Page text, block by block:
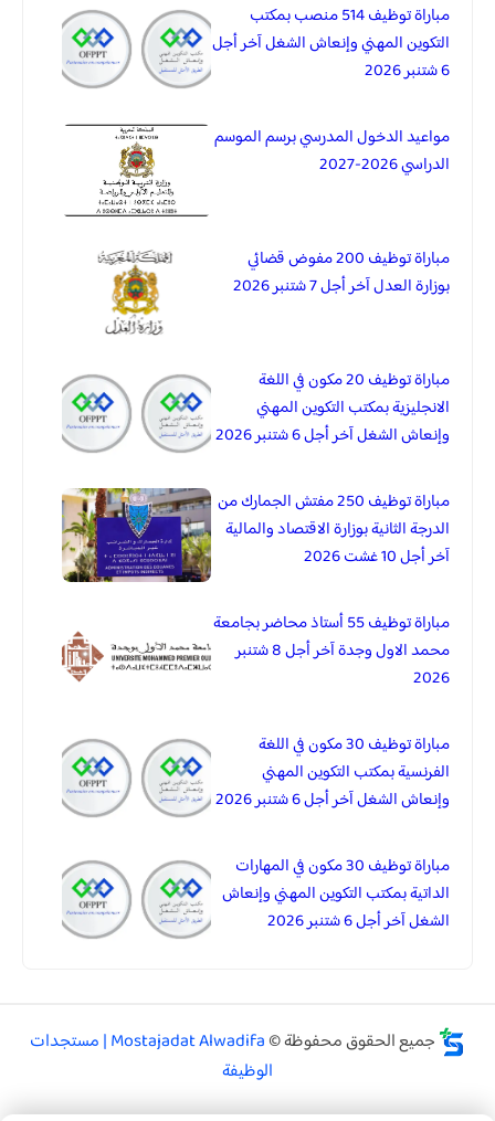
مباراة توظيف 514 منصب بمكتب
التكوين المهني وإنعاش الشغل آخر أجل
6 شتنبر 2026
مواعيد الدخول المدرسي برسم الموسم
الدراسي 2026-2027
مباراة توظيف 200 مفوض قضائي
بوزارة العدل آخر أجل 7 شتنبر 2026
مباراة توظيف 20 مكون في اللغة
الانجليزية بمكتب التكوين المهني
وإنعاش الشغل آخر أجل 6 شتنبر 2026
مباراة توظيف 250 مفتش الجمارك من
الدرجة الثانية بوزارة الاقتصاد والمالية
آخر أجل 10 غشت 2026
مباراة توظيف 55 أستاذ محاضر بجامعة
محمد الاول وجدة آخر أجل 8 شتنبر
2026
مباراة توظيف 30 مكون في اللغة
الفرنسية بمكتب التكوين المهني
وإنعاش الشغل آخر أجل 6 شتنبر 2026
مباراة توظيف 30 مكون في المهارات
الداتية بمكتب التكوين المهني وإنعاش
الشغل آخر أجل 6 شتنبر 2026
جميع الحقوق محفوظة ©
Mostajadat Alwadifa | مستجدات
الوظيفة